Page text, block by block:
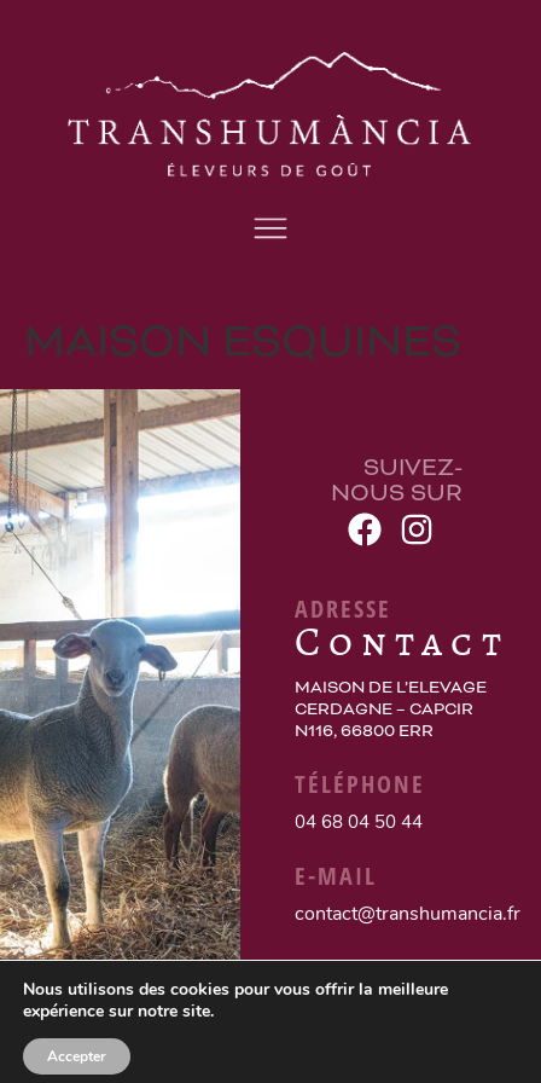
MAISON ESQUINES
SUIVEZ-
NOUS SUR
ADRESSE
Contact
MAISON DE L’ELEVAGE
CERDAGNE – CAPCIR
N116, 66800 ERR
TÉLÉPHONE
04 68 04 50 44
E-MAIL
contact@transhumancia.fr
Nous utilisons des cookies pour vous offrir la meilleure
expérience sur notre site.
Accepter